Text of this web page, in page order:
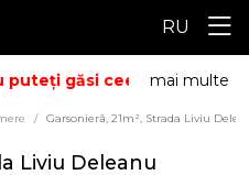
RU
găsi ceea ce căutați?
mai multe
Garsonieră, 21m², Strada Liviu
Liviu Deleanu